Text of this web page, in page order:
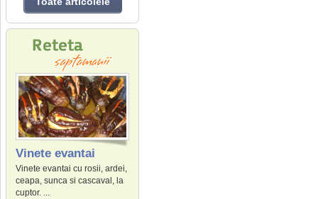
Vinete evantai
Vinete evantai cu rosii, ardei,
ceapa, sunca si cascaval, la
cuptor. ...